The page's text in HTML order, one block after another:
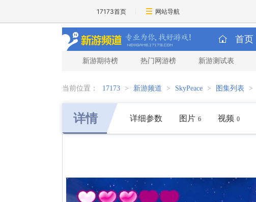
17173首页 网站导航
首页
新游期待榜 热门网游榜 新游测试表
当前位置： 17173 > 新游频道 > SkyPeace > 图集列表 >
详情 详细参数 图片 6 视频 0